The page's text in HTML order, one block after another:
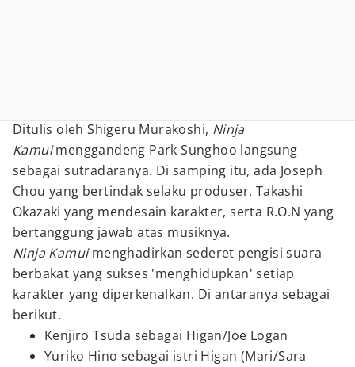
Ditulis oleh Shigeru Murakoshi, Ninja
Kamuimenggandeng Park Sunghoo langsung
sebagai sutradaranya. Di samping itu, ada Joseph
Chou yang bertindak selaku produser, Takashi
Okazaki yang mendesain karakter, serta R.O.N yang
bertanggung jawab atas musiknya.
Ninja Kamuimenghadirkan sederet pengisi suara
berbakat yang sukses 'menghidupkan' setiap
karakter yang diperkenalkan. Di antaranya sebagai
berikut.
Kenjiro Tsuda sebagai Higan/Joe Logan
Yuriko Hino sebagai istri Higan (Mari/Sara